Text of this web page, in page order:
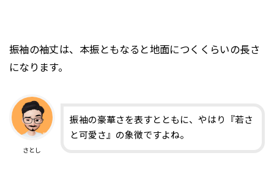
振袖の袖丈は、本振ともなると地面につくくらいの長さ
になります。
さとし
振袖の豪華さを表すとともに、やはり『若さ
と可愛さ』の象徴ですよね。